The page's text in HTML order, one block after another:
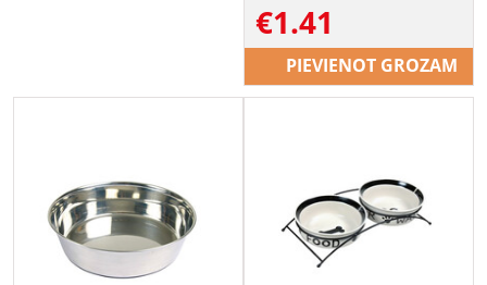
€1.41
PIEVIENOT GROZAM